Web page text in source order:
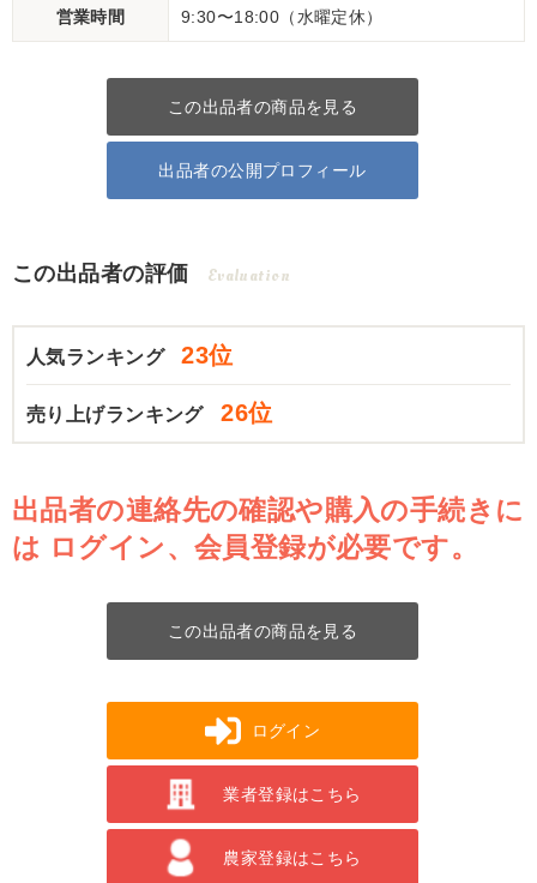
営業時間 9:30〜18:00（水曜定休）
この出品者の商品を見る
出品者の公開プロフィール
この出品者の評価 Evaluation
人気ランキング 23位
売り上げランキング 26位
出品者の連絡先の確認や購入の手続きに
は ログイン、会員登録が必要です。
この出品者の商品を見る
ログイン
業者登録はこちら
農家登録はこちら